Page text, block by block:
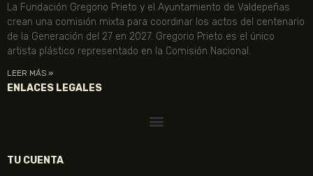
La Fundación Gregorio Prieto y el Ayuntamiento de Valdepeñas
crean una comisión mixta para coordinar los actos del centenario
de la Generación del 27 en 2027. Gregorio Prieto es el único
artista plástico representado en la Comisión Nacional.
LEER MÁS »
ENLACES LEGALES
TU CUENTA